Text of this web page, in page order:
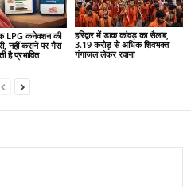
LPG कनेक्शन की
नहीं कराने पर गैस
है प्रभावित
हरिद्वार में डाक कांवड़ का सैलाब,
3.19 करोड़ से अधिक शिवभक्त
गंगाजल लेकर रवाना